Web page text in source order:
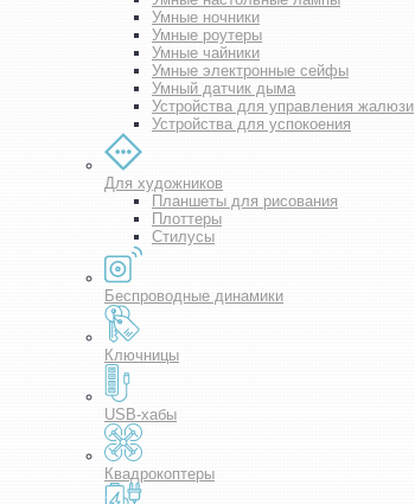
Умные ночники
Умные роутеры
Умные чайники
Умные электронные сейфы
Умный датчик дыма
Устройства для управления жалюзи
Устройства для успокоения
Для художников
Планшеты для рисования
Плоттеры
Стилусы
Беспроводные динамики
Ключницы
USB-хабы
Квадрокоптеры